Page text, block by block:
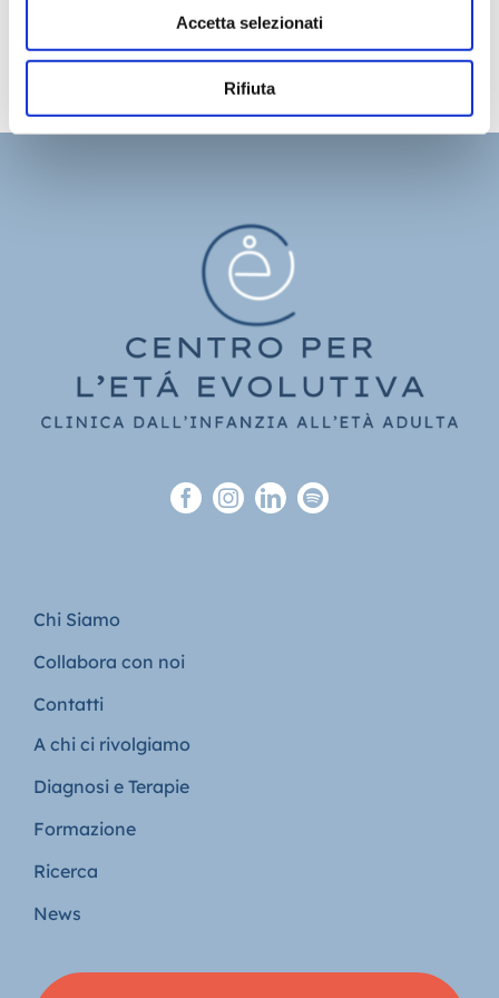
Accetta selezionati
Rifiuta
Chi Siamo
Collabora con noi
Contatti
A chi ci rivolgiamo
Diagnosi e Terapie
Formazione
Ricerca
News